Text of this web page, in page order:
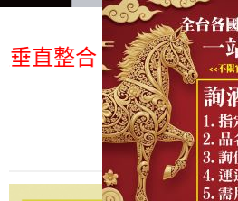
整合、一次購足」各
總覽-促銷&
all
【凡酒問